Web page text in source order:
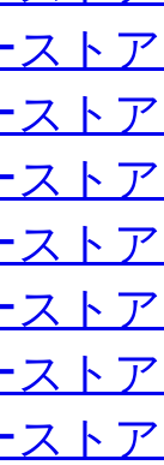
スト
スト
スト
スト
スト
スト
スト